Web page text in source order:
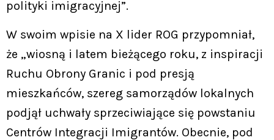
polityki imigracyjnej”.
W swoim wpisie na X lider ROG przypomniał,
że „wiosną i latem bieżącego roku, z inspiracji
Ruchu Obrony Granic i pod presją
mieszkańców, szereg samorządów lokalnych
podjął uchwały sprzeciwiające się powstaniu
Centrów Integracji Imigrantów. Obecnie, pod